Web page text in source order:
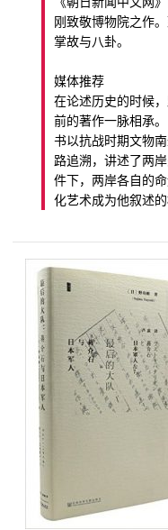
刚致敬博物院之作
掌故与八卦。
媒体推荐
在论述历史的时候
前的著作一脉相承
书以抗战时期文物
路追溯，讲述了两
件下，两岸各自的
化艺术成为他叙述的